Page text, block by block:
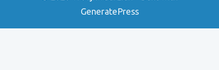
GeneratePress